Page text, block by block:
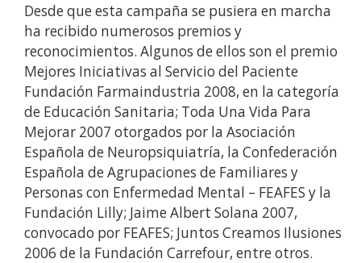
Desde que esta campaña se pusiera en marcha
ha recibido numerosos premios y
reconocimientos. Algunos de ellos son el premio
Mejores Iniciativas al Servicio del Paciente
Fundación Farmaindustria 2008, en la categoría
de Educación Sanitaria; Toda Una Vida Para
Mejorar 2007 otorgados por la Asociación
Española de Neuropsiquiatría, la Confederación
Española de Agrupaciones de Familiares y
Personas con Enfermedad Mental – FEAFES y la
Fundación Lilly; Jaime Albert Solana 2007,
convocado por FEAFES; Juntos Creamos Ilusiones
2006 de la Fundación Carrefour, entre otros.